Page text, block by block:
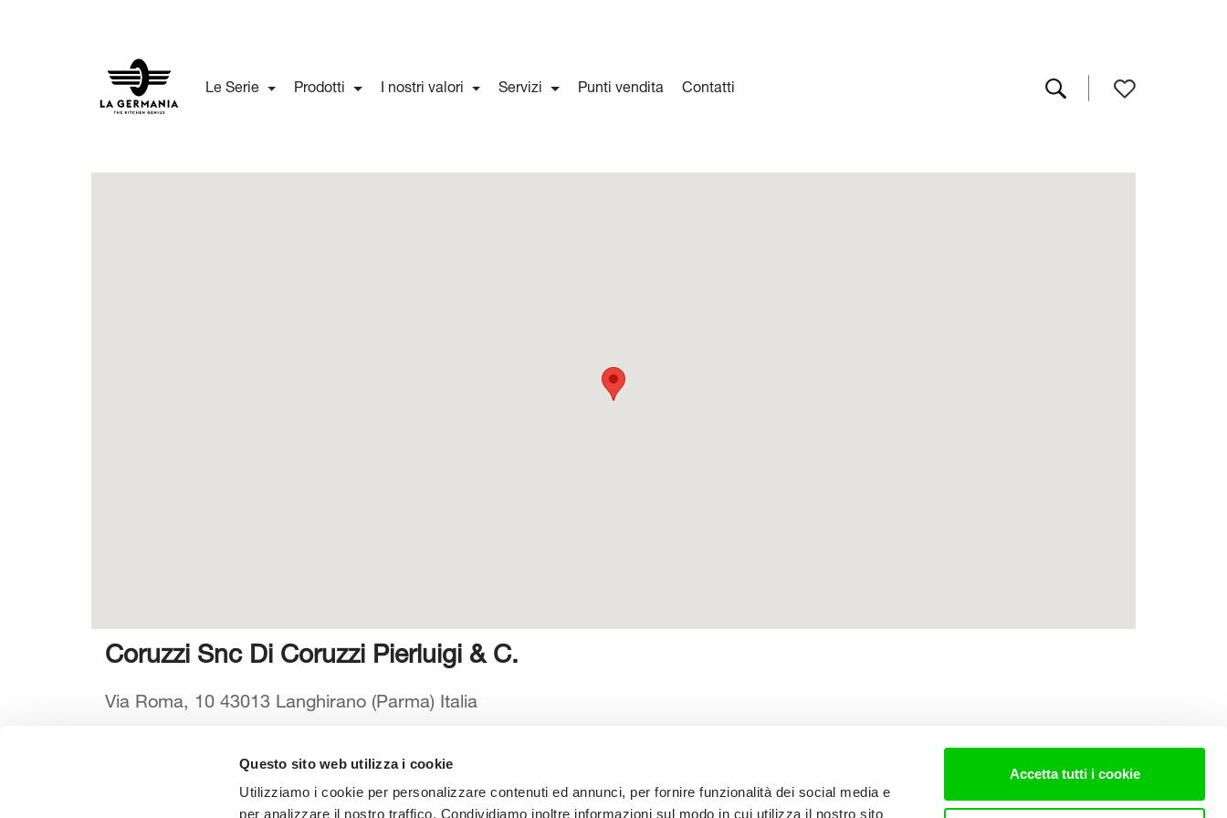
Questo sito web utilizza i cookie
Utilizziamo i cookie per personalizzare contenuti ed annunci, per fornire funzionalità dei social media e
per analizzare il nostro traffico. Condividiamo inoltre informazioni sul modo in cui utilizza il nostro sito
Accetta tutti i cookie
Le Serie Prodotti I nostri valori Servizi Punti vendita Contatti
Coruzzi Snc Di Coruzzi Pierluigi & C.
Via Roma, 10 43013 Langhirano (Parma) Italia
Seleziona la tua Area Scarica il catalogo Manuali d’istruzione Contatti Lavora con noi